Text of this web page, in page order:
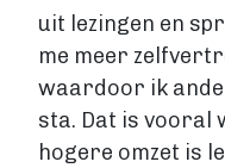
uit lezingen en
me meer
waardoor ik
sta. Dat is vooral
hogere omzet is